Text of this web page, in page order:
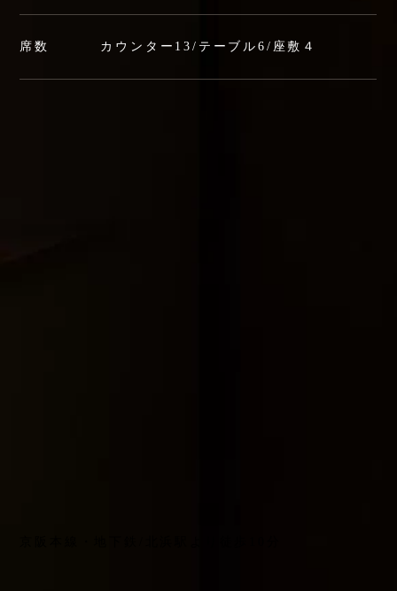
席数 カウンター13/テーブル6/座敷４